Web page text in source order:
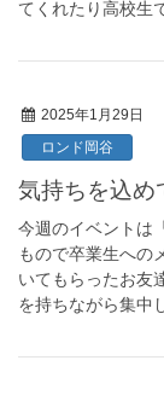
てくれたり高校生
2025年1月29日
ロンド岡谷
気持ちを込め
今週のイベントは
もので卒業生への
いてもらったお友
を持ちながら集中